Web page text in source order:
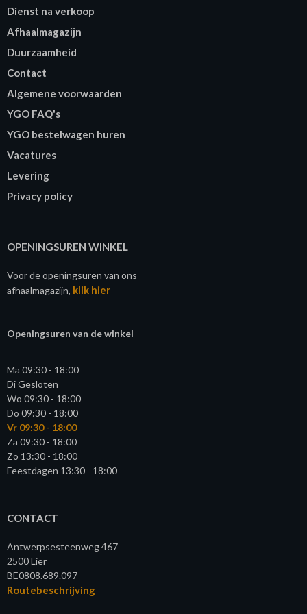
Dienst na verkoop
Afhaalmagazijn
Duurzaamheid
Contact
Algemene voorwaarden
YGO FAQ's
YGO bestelwagen huren
Vacatures
Levering
Privacy policy
OPENINGSUREN WINKEL
Voor de openingsuren van ons
afhaalmagazijn, klik hier
Openingsuren van de winkel
Ma 09:30 - 18:00
Di Gesloten
Wo 09:30 - 18:00
Do 09:30 - 18:00
Vr 09:30 - 18:00
Za 09:30 - 18:00
Zo 13:30 - 18:00
Feestdagen 13:30 - 18:00
CONTACT
Antwerpsesteenweg 467
2500 Lier
BE0808.689.097
Routebeschrijving